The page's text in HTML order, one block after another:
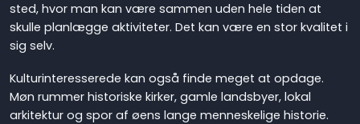
sted, hvor man kan være sammen uden hele tiden at
skulle planlægge aktiviteter. Det kan være en stor kvalitet i
sig selv.
Kulturinteresserede kan også finde meget at opdage.
Møn rummer historiske kirker, gamle landsbyer, lokal
arkitektur og spor af øens lange menneskelige historie.